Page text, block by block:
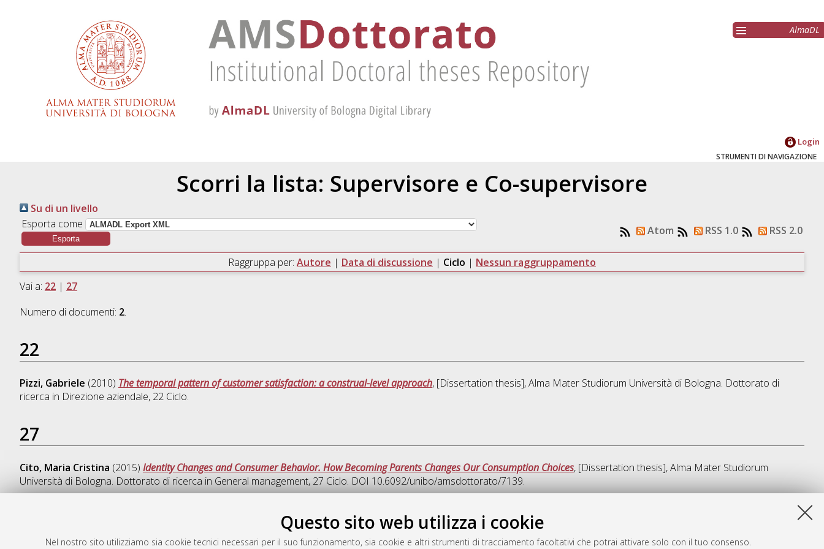
Questo sito web utilizza i cookie
Nel nostro sito utilizziamo sia cookie tecnici necessari per il suo funzionamento, sia cookie e altri strumenti di tracciamento facoltativi che potrai attivare solo con il tuo consenso.
AlmaDL
Login
STRUMENTI DI NAVIGAZIONE
Scorri la lista: Supervisore e Co-supervisore
Su di un livello
Esporta come
Atom RSS 1.0 RSS 2.0
Raggruppa per: Autore | Data di discussione | Ciclo | Nessun raggruppamento
Vai a: 22| 27
Numero di documenti: 2.
22
Pizzi, Gabriele (2010) The temporal pattern of customer satisfaction: a construal-level approach, [Dissertation thesis], Alma Mater Studiorum Università di Bologna. Dottorato di
ricerca in Direzione aziendale, 22 Ciclo.
27
Cito, Maria Cristina (2015) Identity Changes and Consumer Behavior. How Becoming Parents Changes Our Consumption Choices, [Dissertation thesis], Alma Mater Studiorum
Università di Bologna. Dottorato di ricerca in General management, 27 Ciclo. DOI 10.6092/unibo/amsdottorato/7139.
Questa lista e' stata generata il Thu Aug 6 20:45:52 2026 CEST.
AMS Dottorato